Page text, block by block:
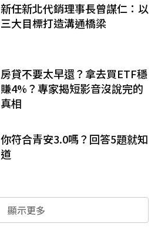
新任新北代銷理事長曾謀仁：以
三大目標打造溝通橋梁
房貸不要太早還？拿去買ETF穩
賺4%？專家揭短影音沒說完的
真相
你符合青安3.0嗎？回答5題就知
道
顯示更多